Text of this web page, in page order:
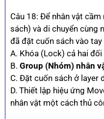
Câu 18: Để nhân vật
sách) và di chuyển cùng
đã đặt cuốn sách vào tay
A. Khóa (Lock) cả hai
B. Group (Nhóm) nhân
C. Đặt cuốn sách ở layer
D. Thiết lập hiệu ứng
nhân vật một cách thủ